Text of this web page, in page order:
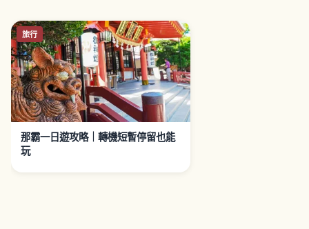
旅行
那霸一日遊攻略｜轉機短暫停留也能
玩